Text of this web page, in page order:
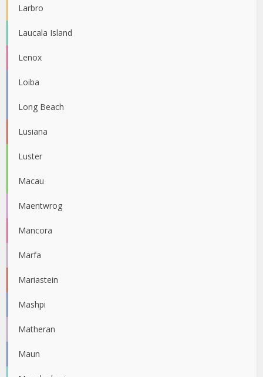
Larbro
Laucala Island
Lenox
Loiba
Long Beach
Lusiana
Luster
Macau
Maentwrog
Mancora
Marfa
Mariastein
Mashpi
Matheran
Maun